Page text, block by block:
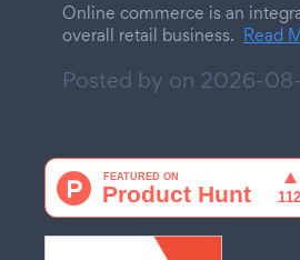
Online commerce is an
overall retail business. Read
Posted by on 2026-